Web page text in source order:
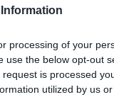
processing of your
use the below opt-out
is processed
utilized by us
de Lege
semestrul II